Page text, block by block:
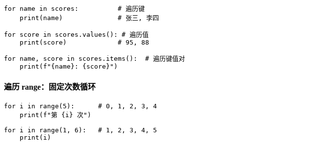
for name in scores: # 遍历键
print (name) # 张三, 李四
for score in scores.values(): # 遍历值
print (score) # 95, 88
for name, score in scores.items(): # 遍历键值对
print ( f" {name} : {score} " )
遍历 range：固定次数循环
for i in range ( 5 ): # 0, 1, 2, 3, 4
print ( f"第 {i} 次" )
for i in range ( 1 , 6 ): # 1, 2, 3, 4, 5
print (i)